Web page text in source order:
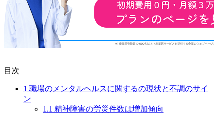
目次
1 職場のメンタルヘルスに関するの現状と不調のサイ
ン
1.1 精神障害の労災件数は増加傾向